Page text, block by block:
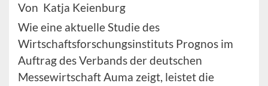
Von Katja Keienburg
Wie eine aktuelle Studie des
Wirtschaftsforschungsinstituts Prognos im
Auftrag des Verbands der deutschen
Messewirtschaft Auma zeigt, leistet die